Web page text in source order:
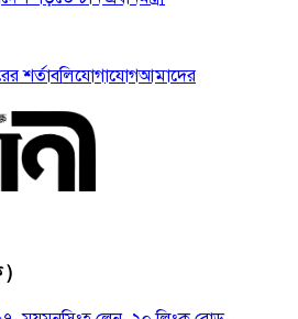
শর্তাবলিযোগাযোগআমাদের
)